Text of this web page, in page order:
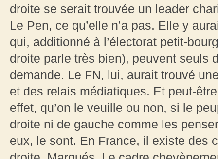
droite se serait trouvée un leader
Le Pen, ce qu’elle n’a pas. Elle y
qui, additionné à l’électorat petit-
droite parle très bien), peuvent seuls
demande. Le FN, lui, aurait trouvé
et des relais médiatiques. Et peut-
effet, qu’on le veuille ou non, si le
droite ni de gauche comme les
eux, le sont. En France, il existe des